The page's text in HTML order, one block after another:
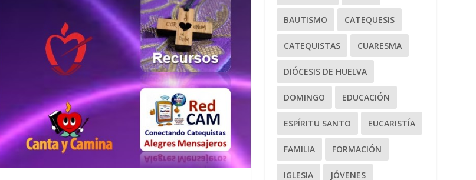
BAUTISMO CATEQUESIS
CATEQUISTAS CUARESMA
DIÓCESIS DE HUELVA
DOMINGO EDUCACIÓN
ESPÍRITU SANTO EUCARISTÍA
FAMILIA FORMACIÓN
IGLESIA JÓVENES